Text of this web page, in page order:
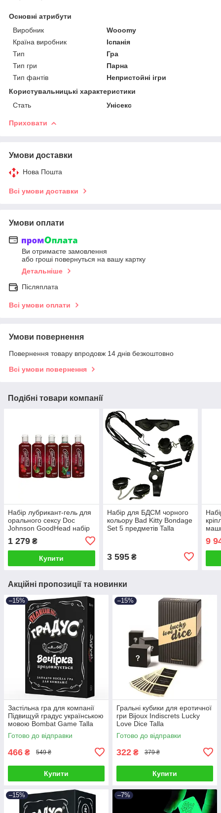
Основні атрибути
Виробник
Wooomy
Країна виробник
Іспанія
Тип
Гра
Тип гри
Парна
Тип фантів
Непристойні ігри
Користувальницькі характеристики
Стать
Унісекс
Приховати
Умови доставки
Нова Пошта
Всі умови доставки
Умови оплати
Ви отримаєте замовлення
або гроші повернуться на вашу картку
Детальніше
Післяплата
Всі умови оплати
Умови повернення
Повернення товару впродовж 14 днів безкоштовно
Всі умови повернення
Подібні товари компанії
Набір лубрикант-гель для
орального сексу Doc
Johnson GoodHead набір
5х29мл смаки полуниця
вишня кавун м'ята яблуко
Talla
1 279 ₴
Купити
Набір для БДСМ чорного
кольору Bad Kitty Bondage
Set 5 предметів Talla
3 595₴
5
9
Акційні пропозиції та новинки
–15%
Застільна гра для компанії
Підвищуй градус українською
мовою Bombat Game Talla
Готово до відправки
466 ₴ 549 ₴
Купити
–15%
Гральні кубики для еротичної
гри Bijoux Indiscrets Lucky
Love Dice Talla
Готово до відправки
322 ₴ 379 ₴
Купити
–15% –7%